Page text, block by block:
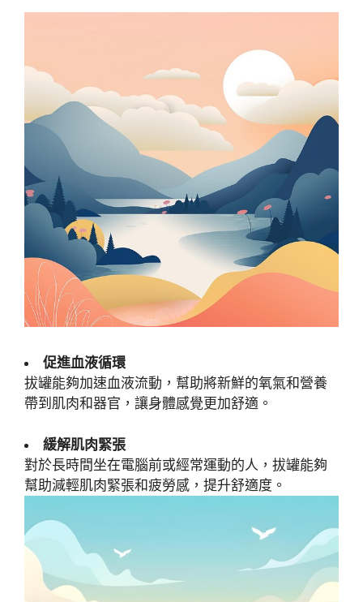
促進血液循環
拔罐能夠加速血液流動，幫助將新鮮的氧氣和營養
帶到肌肉和器官，讓身體感覺更加舒適。
緩解肌肉緊張
對於長時間坐在電腦前或經常運動的人，拔罐能夠
幫助減輕肌肉緊張和疲勞感，提升舒適度。